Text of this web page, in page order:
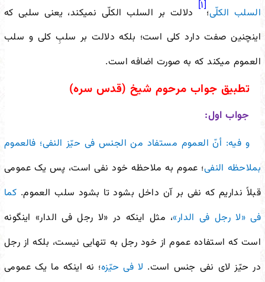
السلب الکلّی؛
[۱]
دلالت بر السلب الکلّی نمیکند، یعنی سلبی که
اینچنین صفت دارد کلی است؛ بلکه دلالت بر سلبِ کلی و سلب
العموم میکند که به صورت اضافه است.
تطبیق جواب مرحوم شیخ (قدس سره)
جواب اول:
و فیه: أنّ العموم مستفاد من الجنس فی حیّز النفی؛ فالعموم
بملاحظه النفی؛ عموم به ملاحظه خود نفی است، پس یک عمومی
قبلاً نداریم که نفی بر آن داخل بشود تا بشود سلب العموم. کما
فی «لا رجل فی الدار»، مثل اینکه در «لا رجل فی الدار» اینگونه
است که استفاده عموم از خود رجل به تنهایی نیست، بلکه از رجل
در حیّز لای نفی جنس است. لا فی حیّزه؛ نه اینکه ما یک عمومی